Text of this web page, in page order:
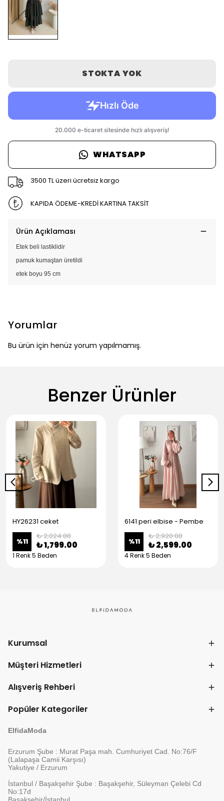
STOKTA YOK
WHATSAPP
3500 TL üzeri ücretsiz kargo
KAPIDA ÖDEME-KREDİ KARTINA TAKSİT
Ürün Açıklaması
Etek beli lastiklidir
pamuk kumaştan üretildi
etek boyu 95 cm
Yorumlar
Bu ürün için henüz yorum yapılmamış.
Benzer Ürünler
HY26231 ceket
%11
₺ 2,024.88
₺ 1,799.00
1 Renk 5 Beden
6141 peri elbise - Pembe
%11
₺ 2,920.88
₺ 2,599.00
4 Renk 5 Beden
Kurumsal
Müşteri Hizmetleri
Alışveriş Rehberi
Popüler Kategoriler
ElfidaModa
Erzurum Şube : Murat Paşa mah. Cumhuriyet Cad. No:76/F
(Lalapaşa Camii Karşısı)
Yakutiye / Erzurum
İstanbul / Başakşehir Şube : Başakşehir, Süleyman Çelebi Cd
No:17d
Başakşehir/İstanbul